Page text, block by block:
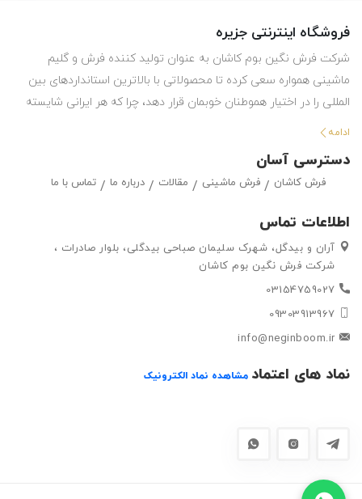
فروشگاه اینترنتی جزیره
شرکت فرش نگین بوم کاشان به عنوان تولید کننده فرش و گلیم
ماشینی همواره سعی کرده تا محصولاتی با بالاترین استانداردهای بین
المللی را در اختیار هموطنان خوبمان قرار دهد، چرا که هر ایرانی شایسته
استفاده از بهترین هاست. این شرکت با تولید انواع فرش ماشینی و گلیم
مشتریان خود قرار داده تا بتوانند متناسب با سلیقه خود ، فرش ماشینی
و گلیم مورد علاقه خود را به راحتی انتتخاب کرده و خریداری کنند.
ادامه
اطلاعات تماس
آران و بیدگل، شهرک سلیمان صباحی بیدگلی، بلوار صادرات ،
شرکت فرش نگین بوم کاشان
03154759027
09303913967
info@neginboom.ir
دسترسی آسان
فرش کاشان فرش ماشینی مقالات درباره ما تماس با ما
نماد های اعتماد مشاهده نماد الکترونیک